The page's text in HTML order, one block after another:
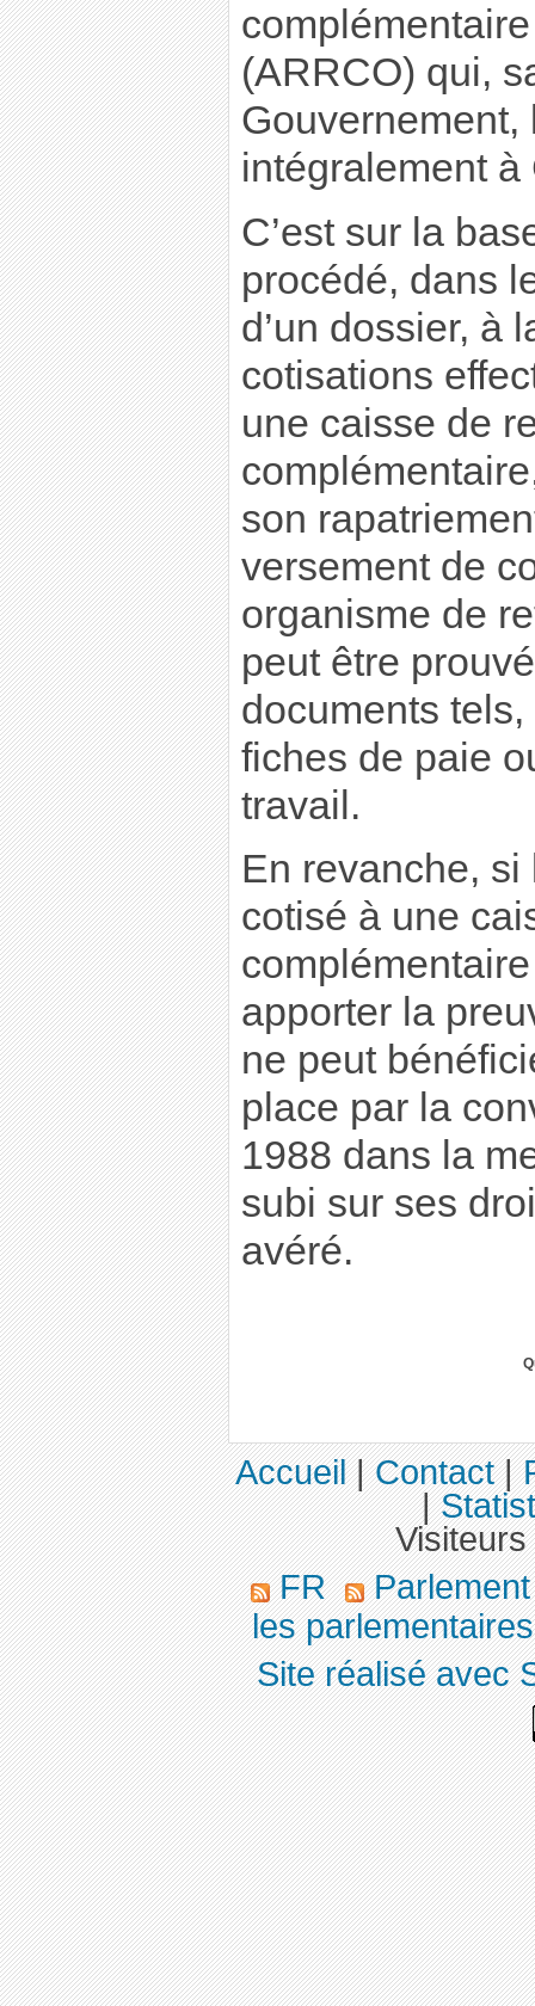
(ARRCO) qui,
Gouvernement,
intégralement à
C’est sur la
procédé, dans
d’un dossier, à
cotisations
une caisse de
son
versement de
organisme de
peut être
documents
fiches de paie
travail.
En revanche, si
cotisé à une
apporter la
ne peut
place par la
1988 dans la
subi sur ses
avéré.
Accueil|Contact|
|
FR
les
Site réalisé avec